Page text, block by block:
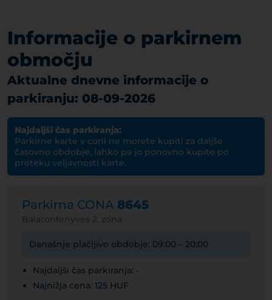
Informacije o parkirnem
območju
Aktualne dnevne informacije o
parkiranju: 08-09-2026
Najdaljši čas parkiranja:
Parkirne karte v coni ne morete kupiti za daljše
časovno obdobje, lahko pa jo ponovno kupite po
preteku veljavnosti karte.
Parkirna CONA 8645
Balatonfenyves 2. zóna
Današnje plačljivo obdobje: 09:00 – 20:00
Najdaljši čas parkiranja: -
Najnižja cena: 125 HUF